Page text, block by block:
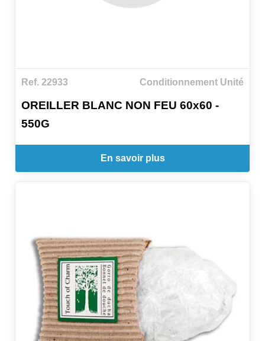
Ref. 22933 Conditionnement Unité
OREILLER BLANC NON FEU 60x60 -
550G
En savoir plus